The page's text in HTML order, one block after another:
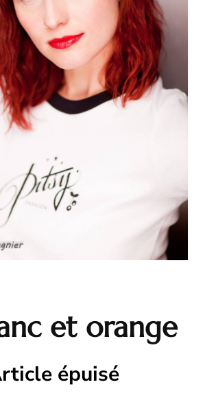
et orange
épuisé